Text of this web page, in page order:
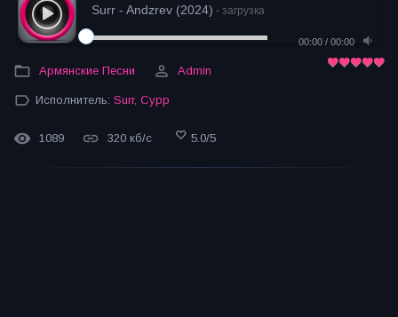
Surr - Andzrev (2024) - загрузка
00:00 / 00:00
Армянские Песни Admin
Исполнитель: Surr, Сурр
1089 320 кб/с 5.0/5